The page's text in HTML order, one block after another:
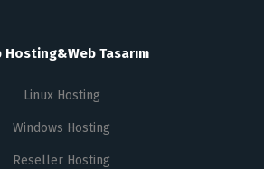
Hosting&Web Tasarım
Linux Hosting
Windows Hosting
Reseller Hosting